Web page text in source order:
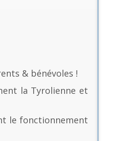
& bénévoles !
la Tyrolienne et
le fonctionnement